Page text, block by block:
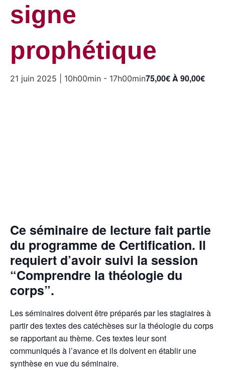
signe
prophétique
21 juin 2025 | 10h00min - 17h00min75,00€ À 90,00€
Ce séminaire de lecture fait partie
du programme de Certification. Il
requiert d’avoir suivi la session
“Comprendre la théologie du
corps”.
Les séminaires doivent être préparés par les stagiaires à
partir des textes des catéchèses sur la théologie du corps
se rapportant au thème. Ces textes leur sont
communiqués à l’avance et ils doivent en établir une
synthèse en vue du séminaire.